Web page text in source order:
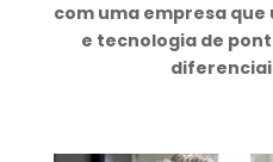
com uma empresa
e tecnologia de